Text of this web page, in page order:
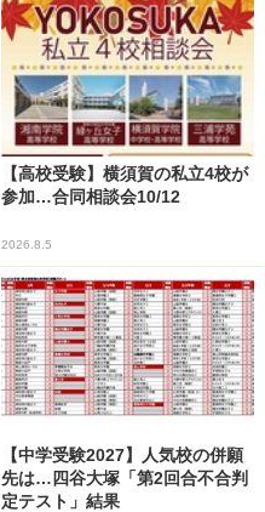
【高校受験】横須賀の私立4校が
参加…合同相談会10/12
2026.8.5
【中学受験2027】人気校の併願
先は…四谷大塚「第2回合不合判
定テスト」結果